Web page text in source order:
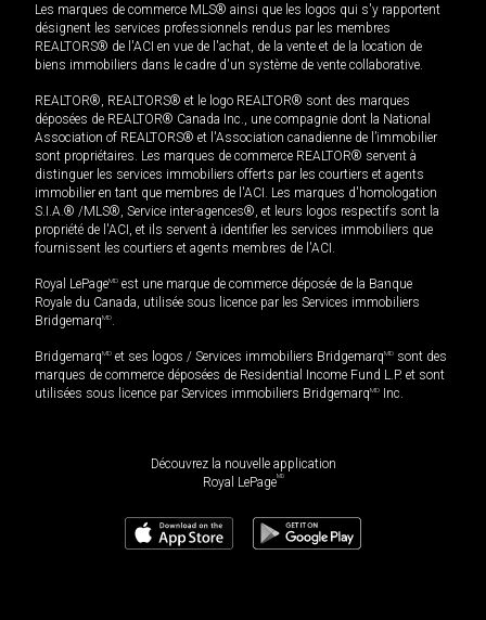
Les marques de commerce MLS® ainsi que les logos qui s'y rapportent
désignent les services professionnels rendus par les membres
REALTORS® de l'ACI en vue de l'achat, de la vente et de la location de
biens immobiliers dans le cadre d'un système de vente collaborative.
REALTOR®, REALTORS® et le logo REALTOR® sont des marques
déposées de REALTOR® Canada Inc., une compagnie dont la National
Association of REALTORS® et l'Association canadienne de l’immobilier
sont propriétaires. Les marques de commerce REALTOR® servent à
distinguer les services immobiliers offerts par les courtiers et agents
immobilier en tant que membres de l'ACI. Les marques d'homologation
S.I.A.® /MLS®, Service inter-agences®, et leurs logos respectifs sont la
propriété de l'ACI, et ils servent à identifier les services immobiliers que
fournissent les courtiers et agents membres de l'ACI.
Royal LePageMD est une marque de commerce déposée de la Banque
Royale du Canada, utilisée sous licence par les Services immobiliers
BridgemarqMD.
BridgemarqMD et ses logos / Services immobiliers BridgemarqMD sont des
marques de commerce déposées de Residential Income Fund L.P. et sont
utilisées sous licence par Services immobiliers BridgemarqMD Inc.
Découvrez la nouvelle application
Royal LePageMD